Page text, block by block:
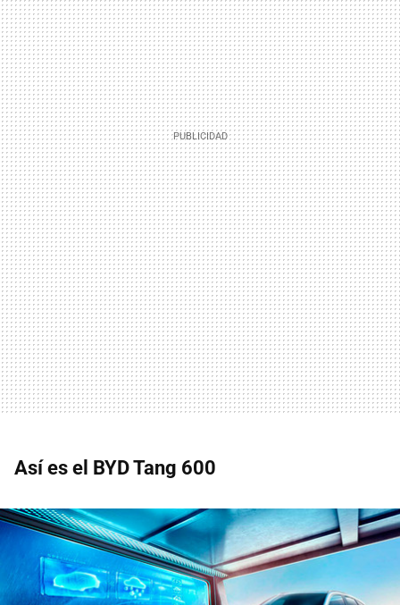
Así es el BYD Tang 600